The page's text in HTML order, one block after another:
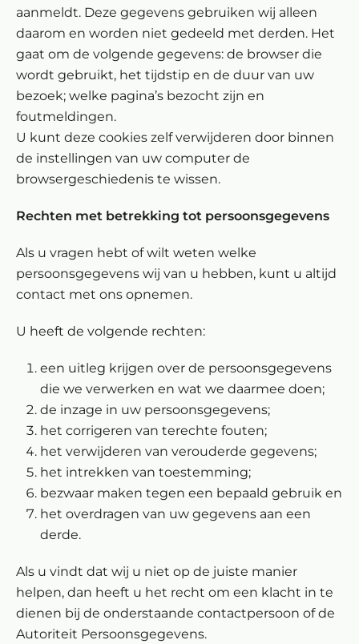
aanmeldt. Deze gegevens gebruiken wij alleen
daarom en worden niet gedeeld met derden. Het
gaat om de volgende gegevens: de browser die
wordt gebruikt, het tijdstip en de duur van uw
bezoek; welke pagina’s bezocht zijn en
foutmeldingen.
U kunt deze cookies zelf verwijderen door binnen
de instellingen van uw computer de
browsergeschiedenis te wissen.
Rechten met betrekking tot persoonsgegevens
Als u vragen hebt of wilt weten welke
persoonsgegevens wij van u hebben, kunt u altijd
contact met ons opnemen.
U heeft de volgende rechten:
een uitleg krijgen over de persoonsgegevens
die we verwerken en wat we daarmee doen;
de inzage in uw persoonsgegevens;
het corrigeren van terechte fouten;
het verwijderen van verouderde gegevens;
het intrekken van toestemming;
bezwaar maken tegen een bepaald gebruik en
het overdragen van uw gegevens aan een
derde.
Als u vindt dat wij u niet op de juiste manier
helpen, dan heeft u het recht om een klacht in te
dienen bij de onderstaande contactpersoon of de
Autoriteit Persoonsgegevens.